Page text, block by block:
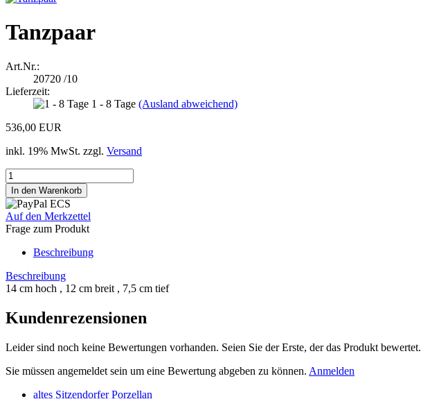
Tanzpaar
Art.Nr.:
20720 /10
Lieferzeit:
1 - 8 Tage (Ausland abweichend)
536,00 EUR
inkl. 19% MwSt. zzgl. Versand
Auf den Merkzettel
Frage zum Produkt
Beschreibung
Beschreibung
14 cm hoch , 12 cm breit , 7,5 cm tief
Kundenrezensionen
Leider sind noch keine Bewertungen vorhanden. Seien Sie der Erste, der das Produkt bewertet.
Sie müssen angemeldet sein um eine Bewertung abgeben zu können. Anmelden
altes Sitzendorfer Porzellan